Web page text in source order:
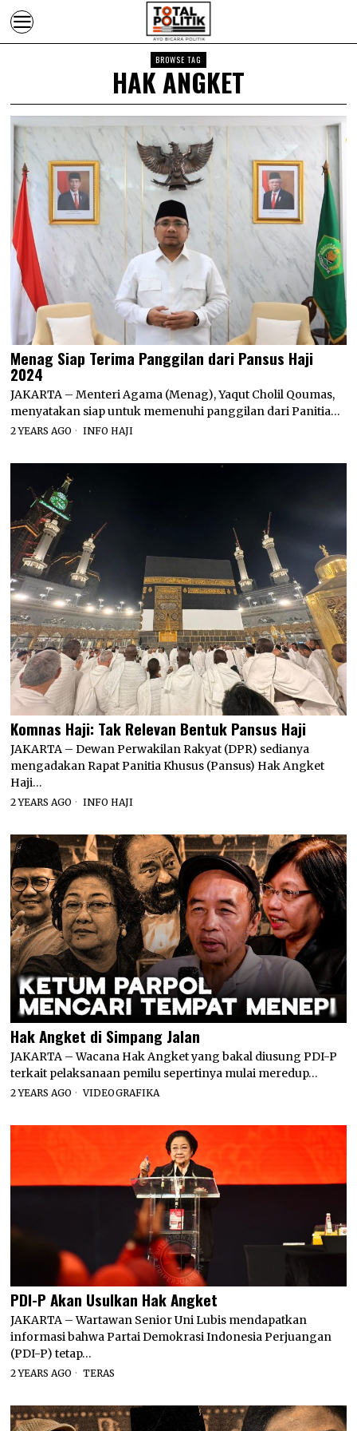
BROWSE TAG
HAK ANGKET
Menag Siap Terima Panggilan dari Pansus Haji
2024
JAKARTA – Menteri Agama (Menag), Yaqut Cholil Qoumas,
menyatakan siap untuk memenuhi panggilan dari Panitia…
2 YEARS AGO INFO HAJI
Komnas Haji: Tak Relevan Bentuk Pansus Haji
JAKARTA – Dewan Perwakilan Rakyat (DPR) sedianya
mengadakan Rapat Panitia Khusus (Pansus) Hak Angket
Haji…
2 YEARS AGO INFO HAJI
Hak Angket di Simpang Jalan
JAKARTA – Wacana Hak Angket yang bakal diusung PDI-P
terkait pelaksanaan pemilu sepertinya mulai meredup…
2 YEARS AGO VIDEOGRAFIKA
PDI-P Akan Usulkan Hak Angket
JAKARTA – Wartawan Senior Uni Lubis mendapatkan
informasi bahwa Partai Demokrasi Indonesia Perjuangan
(PDI-P) tetap…
2 YEARS AGO TERAS